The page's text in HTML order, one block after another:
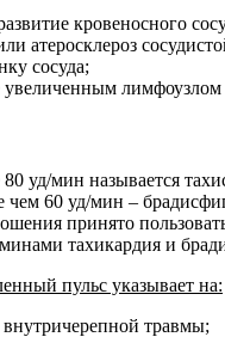
кровеносного
атеросклероз
сосуда;
увеличенным
уд/мин называется
чем 60 уд/мин –
принято
тахикардия и
пульс указывает на:
внутричерепной травмы;